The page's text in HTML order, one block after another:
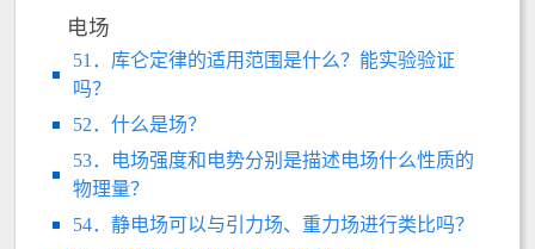
电场
51．库仑定律的适用范围是什么？能实验验证
吗？
52．什么是场？
53．电场强度和电势分别是描述电场什么性质的
物理量？
54．静电场可以与引力场、重力场进行类比吗？